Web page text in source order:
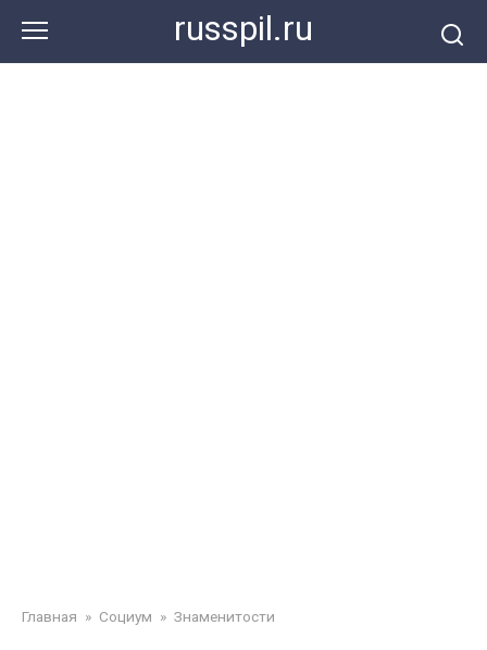
контенту
russpil.ru
Главная » Социум » Знаменитости